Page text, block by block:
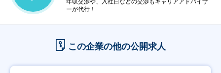
年収交渉や、入社日などの交渉もキャリアアドバイザ
ーが代行！
この企業の他の公開求人